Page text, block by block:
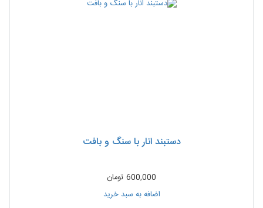
دستبند انار با سنگ و بافت
600,000 تومان
اضافه به سبد خرید